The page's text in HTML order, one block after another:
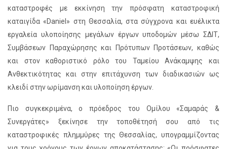
καταστροφές με εκκίνηση την πρόσφατη καταστροφική
καταιγίδα «Daniel» στη Θεσσαλία, στα σύγχρονα και ευέλικτα
εργαλεία υλοποίησης μεγάλων έργων υποδομών μέσω ΣΔΙΤ,
Συμβάσεων Παραχώρησης και Πρότυπων Προτάσεων, καθώς
και στον καθοριστικό ρόλο του Ταμείου Ανάκαμψης και
Ανθεκτικότητας και στην επιτάχυνση των διαδικασιών ως
κλειδί στην ωρίμανση και υλοποίηση έργων.
Πιο συγκεκριμένα, ο πρόεδρος του Ομίλου «Σαμαράς &
Συνεργάτες» ξεκίνησε την τοποθέτησή σου από τις
καταστροφικές πλημμύρες της Θεσσαλίας, υπογραμμίζοντας